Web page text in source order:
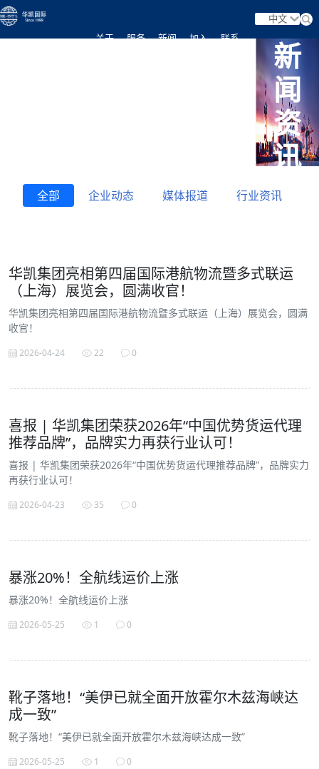
关于 服务 新闻 加入 联系
中文
新
闻
资
讯
全部 企业动态 媒体报道 行业资讯
华凯集团亮相第四届国际港航物流暨多式联运
（上海）展览会，圆满收官！
华凯集团亮相第四届国际港航物流暨多式联运（上海）展览会，圆满
收官！
2026-04-24 22 0
喜报 | 华凯集团荣获2026年“中国优势货运代理
推荐品牌”，品牌实力再获行业认可！
喜报 | 华凯集团荣获2026年“中国优势货运代理推荐品牌”，品牌实力
再获行业认可！
2026-04-23 35 0
暴涨20%！全航线运价上涨
暴涨20%！全航线运价上涨
2026-05-25 1 0
靴子落地！“美伊已就全面开放霍尔木兹海峡达
成一致”
靴子落地！“美伊已就全面开放霍尔木兹海峡达成一致”
2026-05-25 1 0